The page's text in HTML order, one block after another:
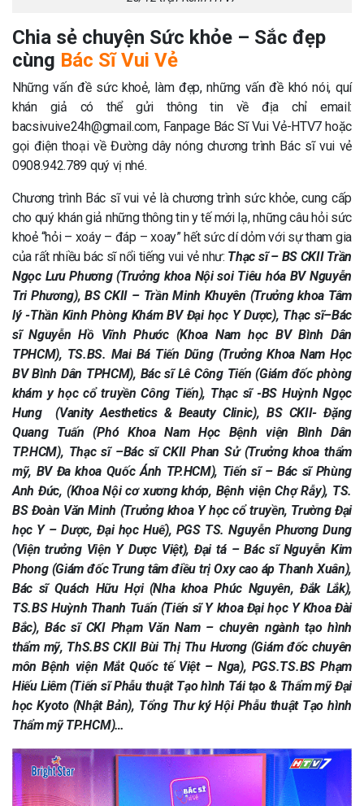
Chia sẻ chuyện Sức khỏe – Sắc đẹp
cùng Bác Sĩ Vui Vẻ
Những vấn đề sức khoẻ, làm đẹp, những vấn đề khó nói, quí
khán giả có thể gửi thông tin về địa chỉ email:
bacsivuive24h@gmail.com, Fanpage Bác Sĩ Vui Vẻ-HTV7 hoặc
gọi điện thoại về Đường dây nóng chương trình Bác sĩ vui vẻ
0908.942.789 quý vị nhé.
Chương trình Bác sĩ vui vẻ là chương trình sức khỏe, cung cấp
cho quý khán giả những thông tin y tế mới lạ, những câu hỏi sức
khoẻ “hỏi – xoáy – đáp – xoay” hết sức dí dỏm với sự tham gia
của rất nhiều bác sĩ nổi tiếng vui vẻ như: Thạc sĩ – BS CKII Trần
Ngọc Lưu Phương (Trưởng khoa Nội soi Tiêu hóa BV Nguyễn
Tri Phương), BS CKII – Trần Minh Khuyên (Trưởng khoa Tâm
lý -Thần Kinh Phòng Khám BV Đại học Y Dược), Thạc sĩ–Bác
sĩ Nguyễn Hồ Vĩnh Phước (Khoa Nam học BV Bình Dân
TPHCM), TS.BS. Mai Bá Tiến Dũng (Trưởng Khoa Nam Học
BV Bình Dân TPHCM), Bác sĩ Lê Công Tiến (Giám đốc phòng
khám y học cổ truyền Công Tiến), Thạc sĩ -BS Huỳnh Ngọc
Hưng (Vanity Aesthetics & Beauty Clinic), BS CKII- Đặng
Quang Tuấn (Phó Khoa Nam Học Bệnh viện Bình Dân
TP.HCM), Thạc sĩ –Bác sĩ CKII Phan Sử (Trưởng khoa thẩm
mỹ, BV Đa khoa Quốc Ánh TP.HCM), Tiến sĩ – Bác sĩ Phùng
Anh Đức, (Khoa Nội cơ xương khớp, Bệnh viện Chợ Rẫy), TS.
BS Đoàn Văn Minh (Trưởng khoa Y học cổ truyền, Trường Đại
học Y – Dược, Đại học Huế), PGS TS. Nguyễn Phương Dung
(Viện trưởng Viện Y Dược Việt), Đại tá – Bác sĩ Nguyễn Kim
Phong (Giám đốc Trung tâm điều trị Oxy cao áp Thanh Xuân),
Bác sĩ Quách Hữu Hợi (Nha khoa Phúc Nguyên, Đắk Lắk),
TS.BS Huỳnh Thanh Tuấn (Tiến sĩ Y khoa Đại học Y Khoa Đài
Bắc), Bác sĩ CKI Phạm Văn Nam – chuyên ngành tạo hình
thẩm mỹ, ThS.BS CKII Bùi Thị Thu Hương (Giám đốc chuyên
môn Bệnh viện Mắt Quốc tế Việt – Nga), PGS.TS.BS Phạm
Hiếu Liêm (Tiến sĩ Phẫu thuật Tạo hình Tái tạo & Thẩm mỹ Đại
học Kyoto (Nhật Bản), Tổng Thư ký Hội Phẫu thuật Tạo hình
Thẩm mỹ TP.HCM)…